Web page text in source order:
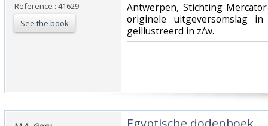
Reference : 41629
See the book
‎Antwerpen, Stichting
originele uitgeversomslag
geillustreerd in z/w.‎